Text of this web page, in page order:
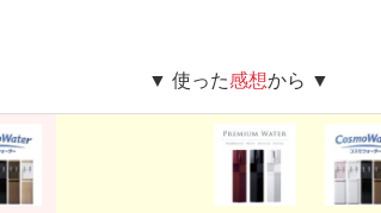
▼ 使った感想から ▼